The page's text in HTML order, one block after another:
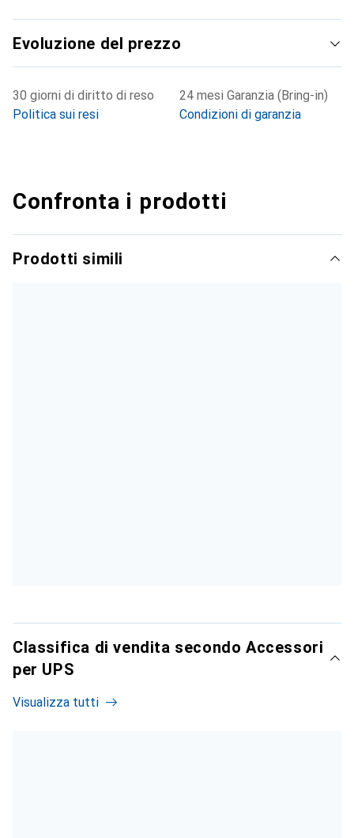
Evoluzione del prezzo
30 giorni di diritto di reso
Politica sui resi
24 mesi Garanzia (Bring-in)
Condizioni di garanzia
Confronta i prodotti
Prodotti simili
Classifica di vendita secondo Accessori
per UPS
Visualizza tutti